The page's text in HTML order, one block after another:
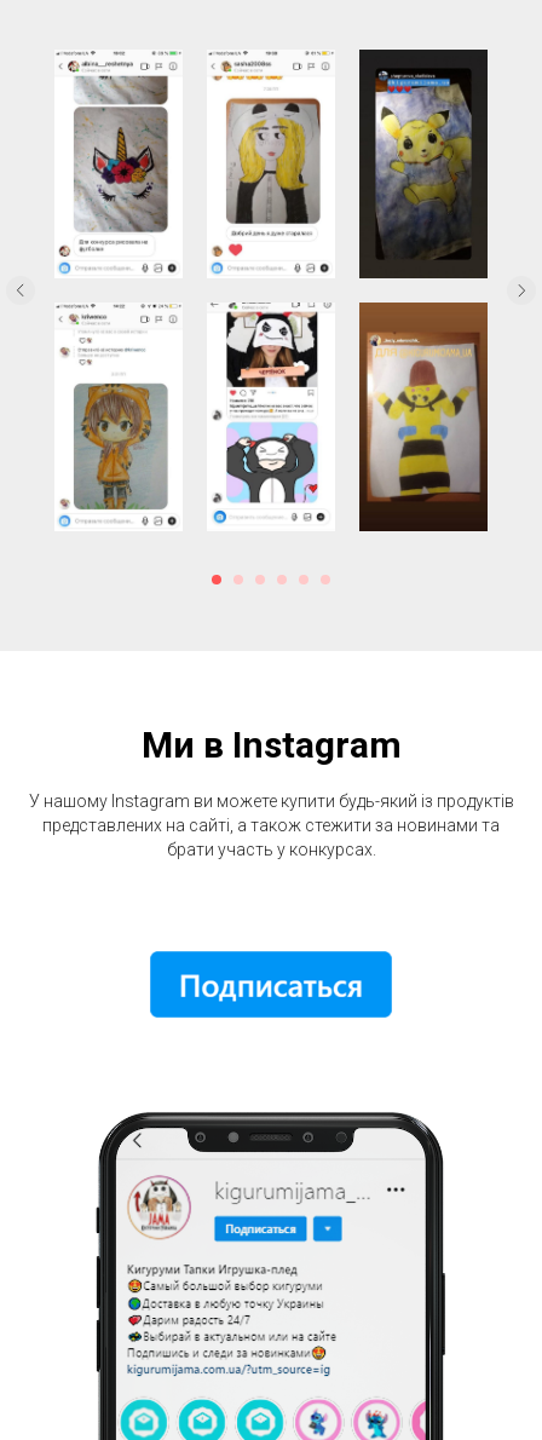
Ми в Instagram
У нашому Instagram ви можете купити будь-який із продуктів
представлених на сайті, а також стежити за новинами та
брати участь у конкурсах.